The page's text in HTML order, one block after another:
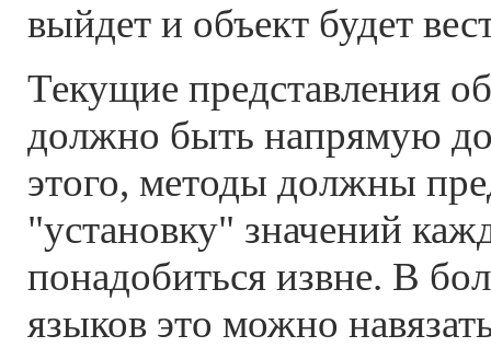
выйдет и объект будет
Текущие представления
должно быть напрямую
этого, методы должны
"установку" значений
понадобиться извне. В
языков это можно